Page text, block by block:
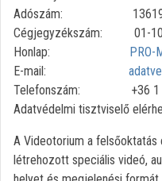
Kategóriák
Intézményi listák
Intézmények
Közreműködők
Adószám:
Cégjegyzékszám: 01-
Honlap: PRO-
E-mail:
Telefonszám: +36 1
Adatvédelmi tisztviselő
A Videotorium a
létrehozott speciális videó,